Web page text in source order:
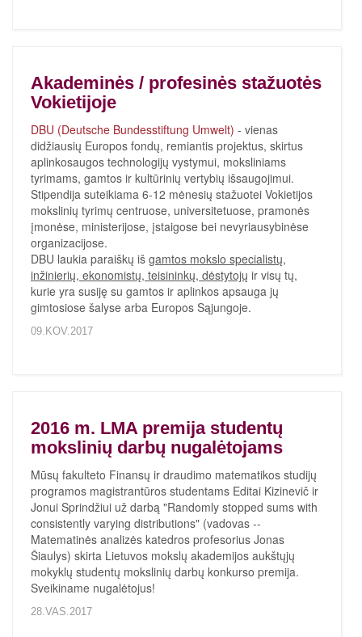
Akademinės / profesinės stažuotės
Vokietijoje
DBU (Deutsche Bundesstiftung Umwelt) - vienas
didžiausių Europos fondų, remiantis projektus, skirtus
aplinkosaugos technologijų vystymui, moksliniams
tyrimams, gamtos ir kultūrinių vertybių išsaugojimui.
Stipendija suteikiama 6-12 mėnesių stažuotei Vokietijos
mokslinių tyrimų centruose, universitetuose, pramonės
įmonėse, ministerijose, įstaigose bei nevyriausybinėse
organizacijose.
DBU laukia paraiškų iš gamtos mokslo specialistų,
inžinierių, ekonomistų, teisininkų, dėstytojų ir visų tų,
kurie yra susiję su gamtos ir aplinkos apsauga jų
gimtosiose šalyse arba Europos Sąjungoje.
09.KOV.2017
2016 m. LMA premija studentų
mokslinių darbų nugalėtojams
Mūsų fakulteto Finansų ir draudimo matematikos studijų
programos magistrantūros studentams Editai Kizinevič ir
Jonui Sprindžiui už darbą "Randomly stopped sums with
consistently varying distributions" (vadovas --
Matematinės analizės katedros profesorius Jonas
Šiaulys) skirta Lietuvos mokslų akademijos aukštųjų
mokyklų studentų mokslinių darbų konkurso premija.
Sveikiname nugalėtojus!
28.VAS.2017